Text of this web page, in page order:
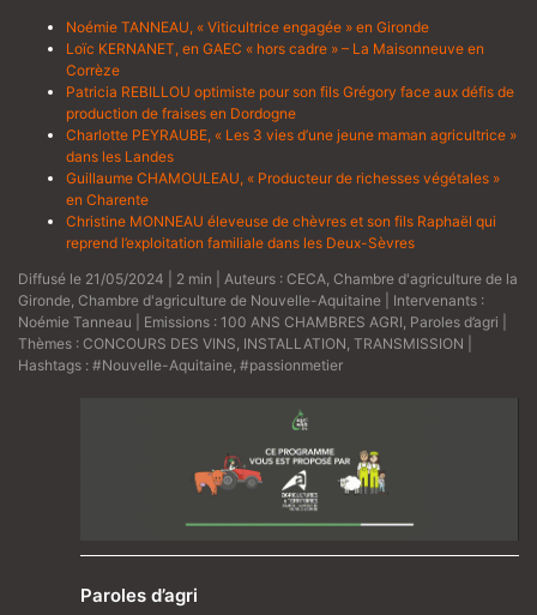
Noémie TANNEAU, « Viticultrice engagée » en Gironde
Loïc KERNANET, en GAEC « hors cadre » – La Maisonneuve en
Corrèze
Patricia REBILLOU optimiste pour son fils Grégory face aux défis de
production de fraises en Dordogne
Charlotte PEYRAUBE, « Les 3 vies d’une jeune maman agricultrice »
dans les Landes
Guillaume CHAMOULEAU, « Producteur de richesses végétales »
en Charente
Christine MONNEAU éleveuse de chèvres et son fils Raphaël qui
reprend l’exploitation familiale dans les Deux-Sèvres
Diffusé le 21/05/2024 | 2 min | Auteurs : CECA Chambre d'agriculture de la
Gironde Chambre d'agriculture de Nouvelle-Aquitaine | Intervenants :
Noémie Tanneau | Emissions : 100 ANS CHAMBRES AGRI Paroles d’agri
Thèmes : CONCOURS DES VINS INSTALLATION TRANSMISSION
Hashtags : #Nouvelle-Aquitaine #passionmetier
Paroles d’agri